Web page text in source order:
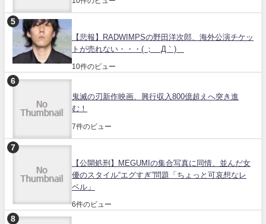
【悲報】RADWIMPSの野田洋次郎、海外公演チケッ
トが売れない・・・( ；´Д｀)
10件のビュー
鬼滅の刃新作映画、興行収入800億超えへ突き進
む！
7件のビュー
【公開処刑】MEGUMIの集合写真に同情、並んだ女
優のスタイル“エグすぎ”問題「ちょっと可哀想なレ
ベル」
6件のビュー